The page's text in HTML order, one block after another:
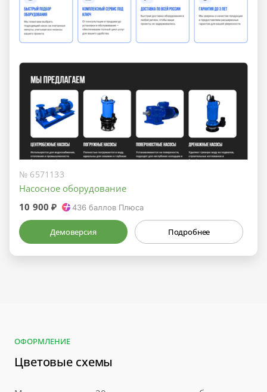
№ 6571133
Насосное оборудование
10 900 ₽
436баллов Плюса
Демоверсия Подробнее
ОФОРМЛЕНИЕ
Цветовые схемы